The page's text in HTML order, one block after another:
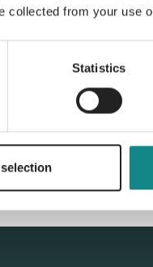
collected from your use
Statistics